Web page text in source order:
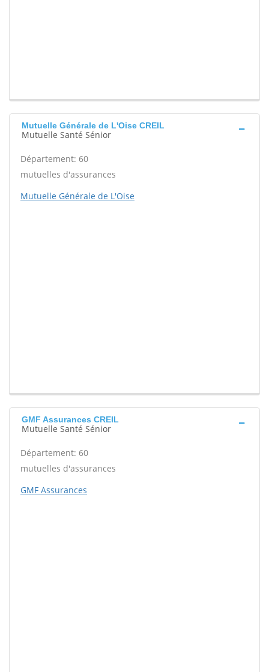
Mutuelle Générale de L'Oise CREIL
Mutuelle Santé Sénior
Département: 60
mutuelles d'assurances
Mutuelle Générale de L'Oise
GMF Assurances CREIL
Mutuelle Santé Sénior
Département: 60
mutuelles d'assurances
GMF Assurances